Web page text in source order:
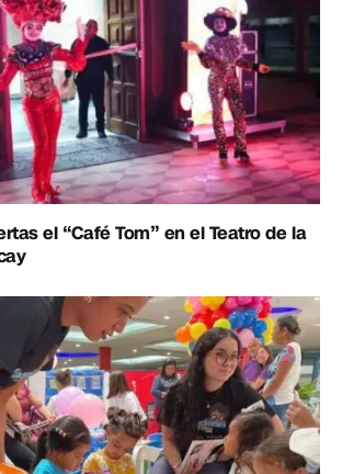
el “Café Tom” en el Teatro de la